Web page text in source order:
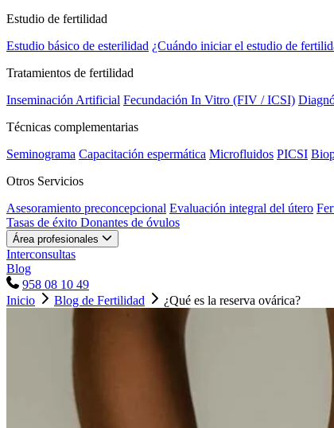
Estudio de fertilidad
Estudio básico de esterilidad ¿Cuándo iniciar el estudio de
Tratamientos de fertilidad
Inseminación Artificial Fecundación In Vitro (FIV / ICSI)
Técnicas complementarias
Seminograma Capacitación espermática Microfluidos PICSI
Otros Servicios
Asesoramiento preconcepcional Evaluación integral del útero
Tasas de éxito Donantes de óvulos
Área profesionales
Interconsultas
Blog
958 08 10 49
Inicio
Blog de Fertilidad ¿Qué es la reserva ovárica?